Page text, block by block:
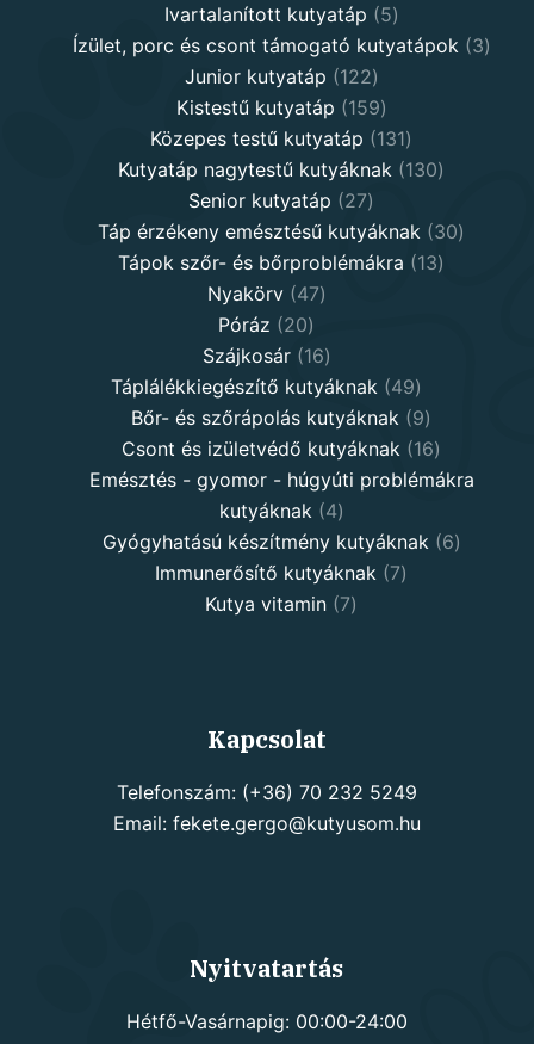
products
Ivartalanított kutyatáp 55
products
Ízület, porc és csont támogató kutyatápok 33
Junior kutyatáp 122122
products
Kistestű kutyatáp 159159
products
Közepes testű kutyatáp 131131
products
Kutyatáp nagytestű kutyáknak 130130
Senior kutyatáp 2727
products
Táp érzékeny emésztésű kutyáknak 3030
Tápok szőr- és bőrproblémákra 1313
Nyakörv 4747
Póráz 2020
products
Szájkosár 1616
products
Táplálékkiegészítő kutyáknak 4949
products
Bőr- és szőrápolás kutyáknak 99
products
Csont és izületvédő kutyáknak 1616
products
Emésztés - gyomor - húgyúti problémákra
kutyáknak
44
products
Gyógyhatású készítmény kutyáknak 66
Immunerősítő kutyáknak 77
Kutya vitamin 77
Kapcsolat
Telefonszám: (+36) 70 232 5249
Email: fekete.gergo@kutyusom.hu
Nyitvatartás
Hétfő-Vasárnapig: 00:00-24:00